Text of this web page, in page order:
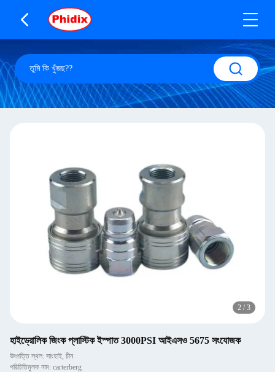
2 / 3
হাইড্রোলিক জিংক প্লাস্টিক ইস্পাত 3000PSI আইএসও 5675 সংযোজক
উৎপত্তি স্থল: সাংহাই, চীন
পরিচিতিমুলক নাম: carterberg